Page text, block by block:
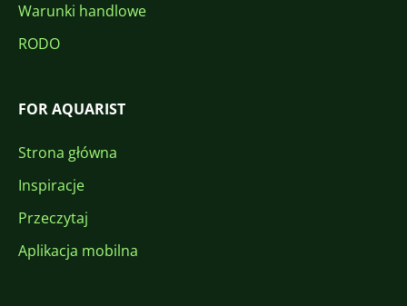
Warunki handlowe
RODO
FOR AQUARIST
Strona główna
Inspiracje
Przeczytaj
Aplikacja mobilna